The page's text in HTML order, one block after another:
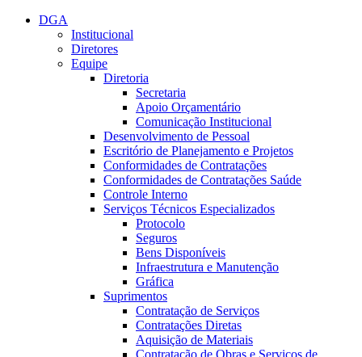
Conteúdo principal
DGA
Institucional
Diretores
Equipe
Diretoria
Secretaria
Apoio Orçamentário
Comunicação Institucional
Desenvolvimento de Pessoal
Escritório de Planejamento e Projetos
Conformidades de Contratações
Conformidades de Contratações Saúde
Controle Interno
Serviços Técnicos Especializados
Protocolo
Seguros
Bens Disponíveis
Infraestrutura e Manutenção
Gráfica
Suprimentos
Contratação de Serviços
Contratações Diretas
Aquisição de Materiais
Contratação de Obras e Serviços de